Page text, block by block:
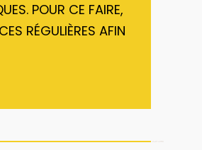
POUR CE FAIRE,
RÉGULIÈRES AFIN